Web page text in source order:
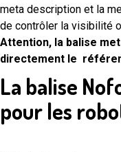
meta description et la
de contrôler la visibilité
Attention, la balise
directement le
La balise
pour les